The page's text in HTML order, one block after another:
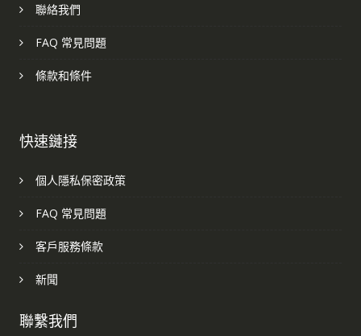
聯絡我們
FAQ 常見問題
條款和條件
快速鏈接
個人隱私保密政策
FAQ 常見問題
客戶服務條款
新聞
聯繫我們